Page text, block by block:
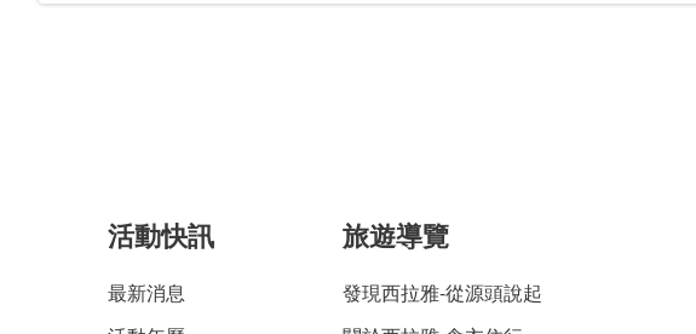
活動快訊
最新消息
旅遊導覽
發現西拉雅-從源頭說起